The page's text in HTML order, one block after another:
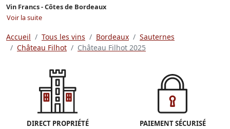
Vin Francs - Côtes de Bordeaux
Voir la suite
Accueil Tous les vins Bordeaux
Sauternes
Château Filhot
Château Filhot 2025
DIRECT PROPRIÉTÉ PAIEMENT SÉCURISÉ